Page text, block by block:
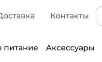
Контакты
питание Аксессуары